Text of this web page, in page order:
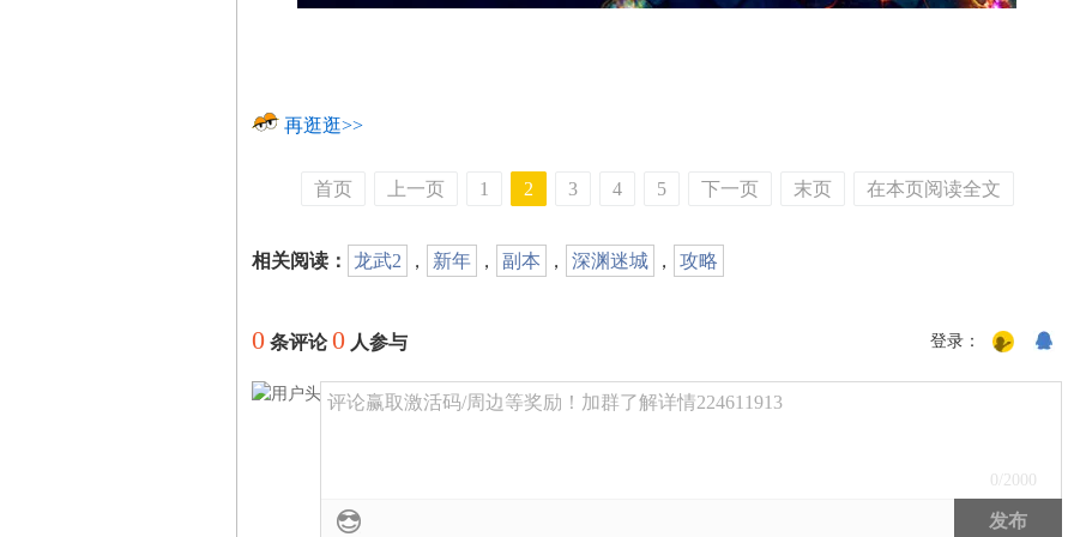
再逛逛>>
首页 上一页 1 2 3 4 5 下一页 末页 在本页阅读全文
相关阅读： 龙武2 ， 新年 ， 副本 ， 深渊迷城 ， 攻略
0 条评论0 人参与 登录：
评论赢取激活码/周边等奖励！加群了解详情224611913
0 /2000
发布